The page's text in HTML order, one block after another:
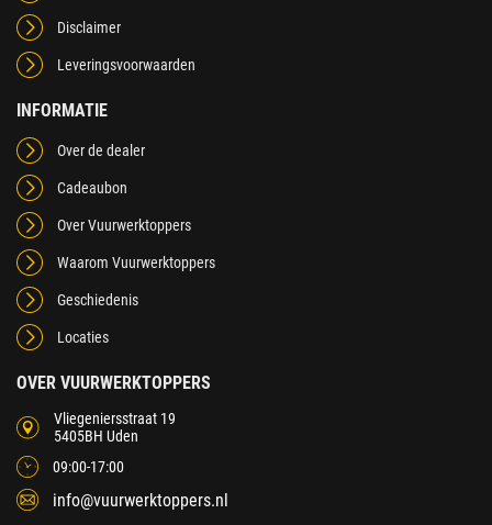
Disclaimer
Leveringsvoorwaarden
INFORMATIE
Over de dealer
Cadeaubon
Over Vuurwerktoppers
Waarom Vuurwerktoppers
Geschiedenis
Locaties
OVER VUURWERKTOPPERS
Vliegeniersstraat 19
5405BH Uden
09:00-17:00
info@vuurwerktoppers.nl